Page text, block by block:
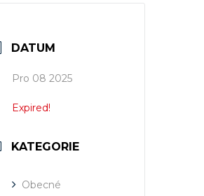
DATUM
Pro 08 2025
Expired!
KATEGORIE
Obecné